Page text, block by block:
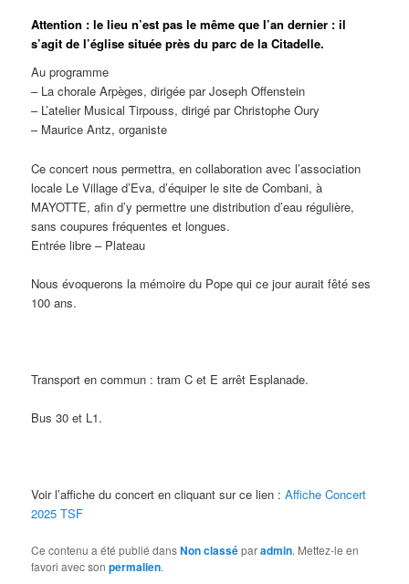
Attention : le lieu n’est pas le même que l’an dernier : il
s’agit de l’église située près du parc de la Citadelle.
Au programme
– La chorale Arpèges, dirigée par Joseph Offenstein
– L’atelier Musical Tirpouss, dirigé par Christophe Oury
– Maurice Antz, organiste
Ce concert nous permettra, en collaboration avec l’association
locale Le Village d’Eva, d’équiper le site de Combani, à
MAYOTTE, afin d’y permettre une distribution d’eau régulière,
sans coupures fréquentes et longues.
Entrée libre – Plateau
Nous évoquerons la mémoire du Pope qui ce jour aurait fêté ses
100 ans.
Transport en commun : tram C et E arrêt Esplanade.
Bus 30 et L1.
Voir l’affiche du concert en cliquant sur ce lien :Affiche Concert
2025 TSF
Ce contenu a été publié dansNon classéparadmin. Mettez-le en
favori avec sonpermalien.